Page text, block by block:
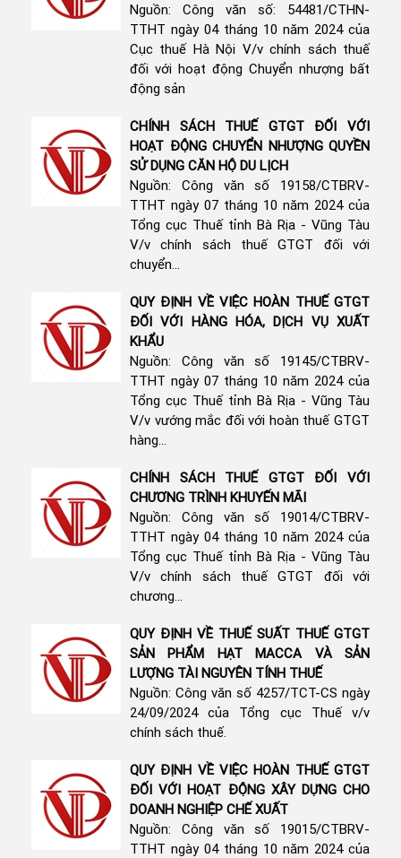
Nguồn: Công văn số: 54481/CTHN-
TTHT ngày 04 tháng 10 năm 2024 của
Cục thuế Hà Nội V/v chính sách thuế
đối với hoạt động Chuyển nhượng bất
động sản
CHÍNH SÁCH THUẾ GTGT ĐỐI VỚI
HOẠT ĐỘNG CHUYỂN NHƯỢNG QUYỀN
SỬ DỤNG CĂN HỘ DU LỊCH
Nguồn: Công văn số 19158/CTBRV-
TTHT ngày 07 tháng 10 năm 2024 của
Tổng cục Thuế tỉnh Bà Rịa - Vũng Tàu
V/v chính sách thuế GTGT đối với
chuyển...
QUY ĐỊNH VỀ VIỆC HOÀN THUẾ GTGT
ĐỐI VỚI HÀNG HÓA, DỊCH VỤ XUẤT
KHẨU
Nguồn: Công văn số 19145/CTBRV-
TTHT ngày 07 tháng 10 năm 2024 của
Tổng cục Thuế tỉnh Bà Rịa - Vũng Tàu
V/v vướng mắc đối với hoàn thuế GTGT
hàng...
CHÍNH SÁCH THUẾ GTGT ĐỐI VỚI
CHƯƠNG TRÌNH KHUYẾN MÃI
Nguồn: Công văn số 19014/CTBRV-
TTHT ngày 04 tháng 10 năm 2024 của
Tổng cục Thuế tỉnh Bà Rịa - Vũng Tàu
V/v chính sách thuế GTGT đối với
chương...
QUY ĐỊNH VỀ THUẾ SUẤT THUẾ GTGT
SẢN PHẨM HẠT MACCA VÀ SẢN
LƯỢNG TÀI NGUYÊN TÍNH THUẾ
Nguồn: Công văn số 4257/TCT-CS ngày
24/09/2024 của Tổng cục Thuế v/v
chính sách thuế.
QUY ĐỊNH VỀ VIỆC HOÀN THUẾ GTGT
ĐỐI VỚI HOẠT ĐỘNG XÂY DỰNG CHO
DOANH NGHIỆP CHẾ XUẤT
Nguồn: Công văn số 19015/CTBRV-
TTHT ngày 04 tháng 10 năm 2024 của